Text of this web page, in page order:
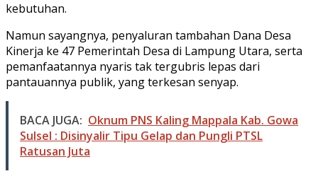
kebutuhan.
Namun sayangnya, penyaluran tambahan Dana Desa
Kinerja ke 47 Pemerintah Desa di Lampung Utara, serta
pemanfaatannya nyaris tak tergubris lepas dari
pantauannya publik, yang terkesan senyap.
BACA JUGA: Oknum PNS Kaling Mappala Kab. Gowa
Sulsel : Disinyalir Tipu Gelap dan Pungli PTSL
Ratusan Juta